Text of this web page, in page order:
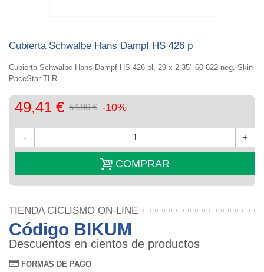
Cubierta Schwalbe Hans Dampf HS 426 p
Cubierta Schwalbe Hans Dampf HS 426 pl. 29 x 2.35" 60-622 neg.-Skin
PaceStar TLR
49,41 € 54,90 € -10%
- +
COMPRAR
TIENDA CICLISMO ON-LINE
Código BIKUM
Descuentos en cientos de productos
FORMAS DE PAGO